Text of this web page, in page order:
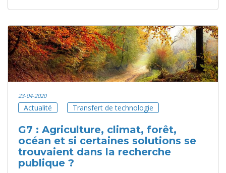
23-04-2020
Actualité Transfert de technologie
G7 : Agriculture, climat, forêt,
océan et si certaines solutions se
trouvaient dans la recherche
publique ?